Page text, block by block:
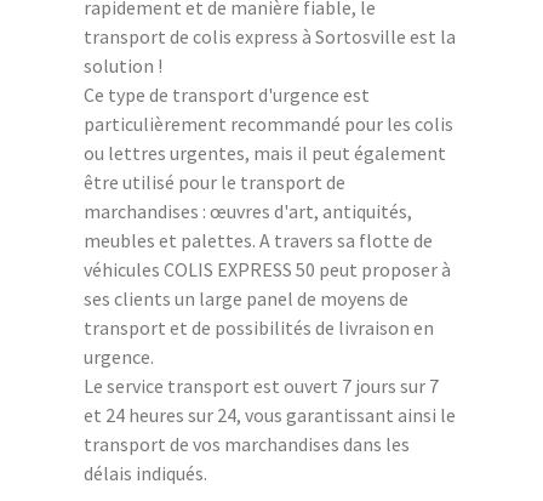
rapidement et de manière fiable, le
transport de colis express à Sortosville est la
solution !
Ce type de transport d'urgence est
particulièrement recommandé pour les colis
ou lettres urgentes, mais il peut également
être utilisé pour le transport de
marchandises : œuvres d'art, antiquités,
meubles et palettes. A travers sa flotte de
véhicules COLIS EXPRESS 50 peut proposer à
ses clients un large panel de moyens de
transport et de possibilités de livraison en
urgence.
Le service transport est ouvert 7 jours sur 7
et 24 heures sur 24, vous garantissant ainsi le
transport de vos marchandises dans les
délais indiqués.